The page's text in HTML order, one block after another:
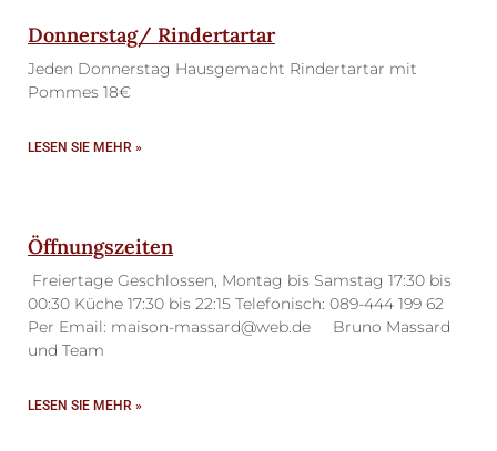
Donnerstag/ Rindertartar
Jeden Donnerstag Hausgemacht Rindertartar mit
Pommes 18€
LESEN SIE MEHR »
Öffnungszeiten
Freiertage Geschlossen, Montag bis Samstag 17:30 bis
00:30 Küche 17:30 bis 22:15 Telefonisch: 089-444 199 62
Per Email: maison-massard@web.de Bruno Massard
und Team
LESEN SIE MEHR »